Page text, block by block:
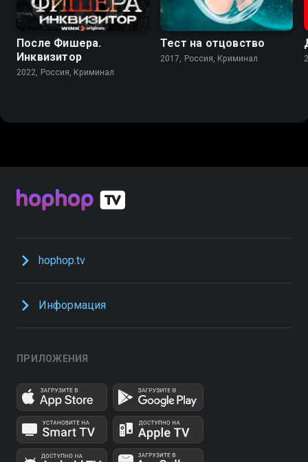
7.9 6.8
После Фишера.
Инквизитор
2022, Россия, Криминал
Тест на отцовство
2017, Россия, Криминал
hophop.tv
Информация
ПРИЛОЖЕНИЯ